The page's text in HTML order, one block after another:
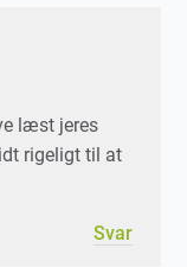
læst jeres
rigeligt til at
Svar